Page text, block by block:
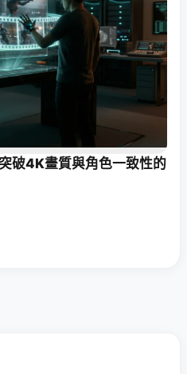
破4K畫質與角色一致性的